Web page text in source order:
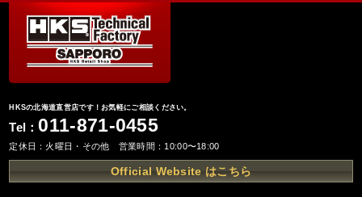
HKSの北海道直営店です！お気軽にご相談ください。
Tel： 011-871-0455
定休日：火曜日・その他 営業時間：10:00〜18:00
Official Website はこちら